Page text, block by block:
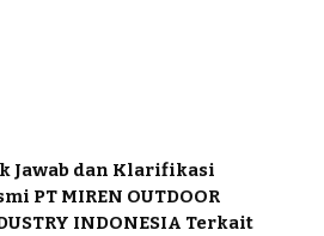
Jawab dan Klarifikasi
PT MIREN OUTDOOR
INDONESIA Terkait